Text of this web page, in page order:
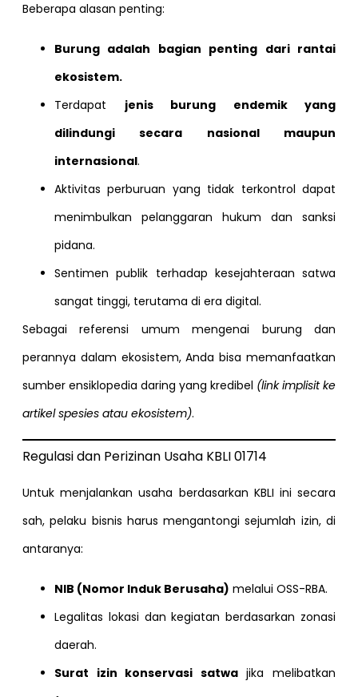
Beberapa alasan penting:
Burung adalah bagian penting dari rantai
ekosistem.
Terdapat jenis burung endemik yang
dilindungi secara nasional maupun
internasional.
Aktivitas perburuan yang tidak terkontrol dapat
menimbulkan pelanggaran hukum dan sanksi
pidana.
Sentimen publik terhadap kesejahteraan satwa
sangat tinggi, terutama di era digital.
Sebagai referensi umum mengenai burung dan
perannya dalam ekosistem, Anda bisa memanfaatkan
sumber ensiklopedia daring yang kredibel (link implisit ke
artikel spesies atau ekosistem).
Regulasi dan Perizinan Usaha KBLI 01714
Untuk menjalankan usaha berdasarkan KBLI ini secara
sah, pelaku bisnis harus mengantongi sejumlah izin, di
antaranya:
NIB (Nomor Induk Berusaha) melalui OSS-RBA.
Legalitas lokasi dan kegiatan berdasarkan zonasi
daerah.
Surat izin konservasi satwajika melibatkan